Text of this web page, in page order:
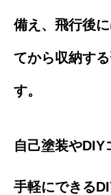
備え、飛行後
てから収納す
す。
自己塗装やDIY
手軽にできる